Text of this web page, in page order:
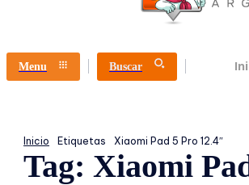
Menu Buscar
Inicio Etiquetas Xiaomi Pad 5 Pro 12.4″
Tag: Xiaomi